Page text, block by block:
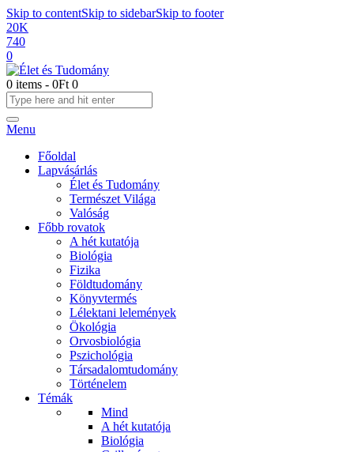
Skip to contentSkip to sidebarSkip to footer
20K
740
0
0 items - 0Ft 0
Menu
Főoldal
Lapvásárlás
Élet és Tudomány
Természet Világa
Valóság
Főbb rovatok
A hét kutatója
Biológia
Fizika
Földtudomány
Könyvtermés
Lélektani lelemények
Ökológia
Orvosbiológia
Pszichológia
Társadalomtudomány
Történelem
Témák
Mind
A hét kutatója
Biológia